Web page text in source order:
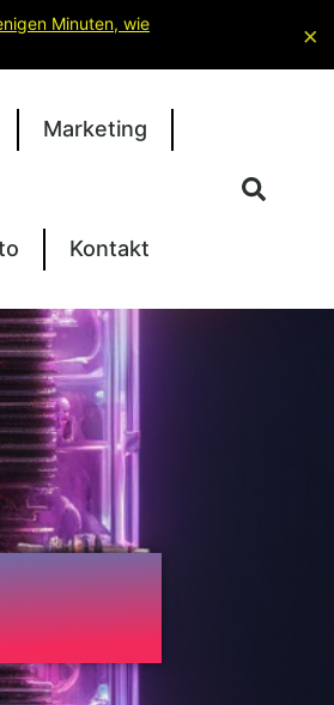
Marketing
Kontakt
Minuten, wie ×